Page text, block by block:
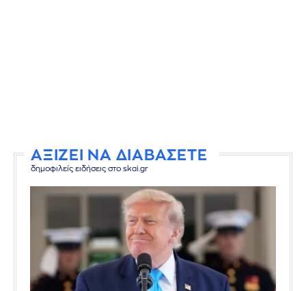
ΑΞΙΖΕΙ ΝΑ ΔΙΑΒΑΣΕΤΕ
δημοφιλείς ειδήσεις στο skai.gr